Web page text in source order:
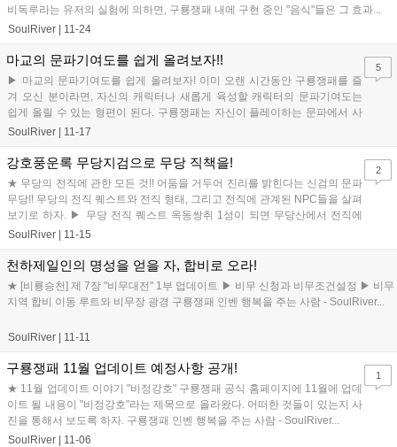
비독루라는 유저의 실험에 의하면, 구룡쟁패 내에 구현 중인 "음식"들은 그 효과...
SoulRiver
11-24
마교의 문파기여도를 쉽게 올려보자!!
▶ 마교의 문파기여도를 쉽게 올려보자! 이미 오랜 시간동안 구룡쟁패를 즐
겨 오신 분이라면, 자신의 캐릭터나 새롭게 육성할 캐릭터의 문파기여도는
쉽게 올릴 수 있는 형편이 된다. 구룡쟁패는 자신이 플레이하는 문파에서 사
용되는 무기 등을 기부할때, 많은 ...
SoulRiver 11-17
5
강호풍운록 무당지검으로 무당 직책을!
★ 무당의 전직에 관한 모든 것!! 어둠을 거두어 진리를 밝힌다는 신검의 문파
무당!! 무당의 전직 퀘스트와 전직 형태, 그리고 전직에 관계된 NPC들을 살펴
보기로 하자. ▶ 무당 전직 퀘스트 옥동쌍취 1성이 되면 무당산에서 전직에
관련된 제룡행 퀘스...
SoulRiver 11-15
2
천하제일인의 명성을 얻을 자, 합비로 오라!
★ [비룡승천] 제 7장 "비무대전" 1부 업데이트 ▶ 비무 신청과 비무조건설정 ▶ 비무
지역 합비 이동 루트와 비무장 광경 구룡쟁패 인벤 행복을 주는 사람 - SoulRiver...
SoulRiver 11-11
구룡쟁패 11월 업데이트 예정사항 공개!
★ 11월 업데이트 이야기 "비정강호" 구룡쟁패 공식 홈페이지에 11월에 업데
이트 될 내용이 "비정강호"라는 제목으로 올라왔다. 어떠한 것들이 있는지 사
진을 통해서 보도록 하자. 구룡쟁패 인벤 행복을 주는 사람 - SoulRiver...
SoulRiver
11-06
1